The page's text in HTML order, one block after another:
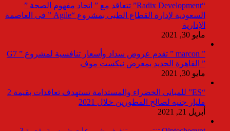
“Radix Development” تتعاقد مع ” اتحاد مفهوم الصحة ”
السعودية لإدارة القطاع الطبى بمشروع “Agile ” فى العاصمة
الإدارية
مايو 30, 2021
” marcon ” تقدم عروض سداد وأسعار تنافسية لمشروع ” G7
” القاهرة الجديد بمعرض نيكست موف
مايو 30, 2021
“ES” للمبانى الخضراء والمستدامة تستهدف تعاقدات بقيمة 2
مليار جنيه لصالح المطورين خلال 2021
أبريل 21, 2021